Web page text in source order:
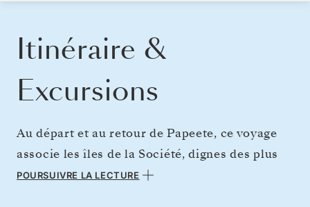
Itinéraire &
Excursions
Au départ et au retour de Papeete, ce voyage
associe les îles de la Société, dignes des plus
belles cartes postales, à deux somptueux atolls
POURSUIVRE LA LECTURE